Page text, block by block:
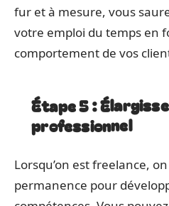
fur et à mesure, vous
votre emploi du temps en
comportement de vos
Étape 5 :
professionnel
Lorsqu’on est freelance,
permanence pour